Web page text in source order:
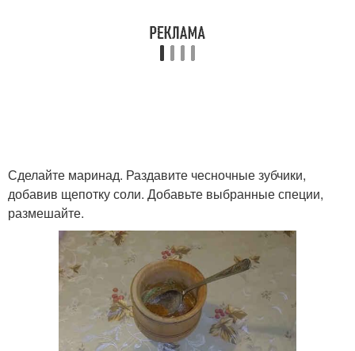
Сделайте маринад. Раздавите чесночные зубчики,
добавив щепотку соли. Добавьте выбранные специи,
размешайте.